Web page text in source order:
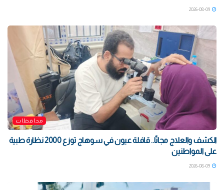
محافظات
الكشف والعلاج مجانًا.. قافلة عيون في سوهاج توزع 2000 نظارة طبية
على المواطنين